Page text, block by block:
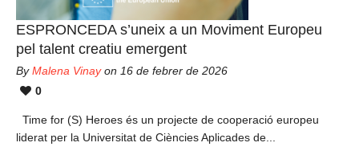
ESPRONCEDA s’uneix a un Moviment Europeu
pel talent creatiu emergent
ByMalena Vinayon 16 de febrer de 2026
0
Time for (S) Heroes és un projecte de cooperació europeu
liderat per la Universitat de Ciències Aplicades de...